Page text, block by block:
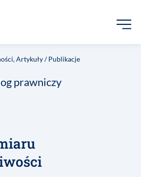
,Artykuły / Publikacje
prawniczy